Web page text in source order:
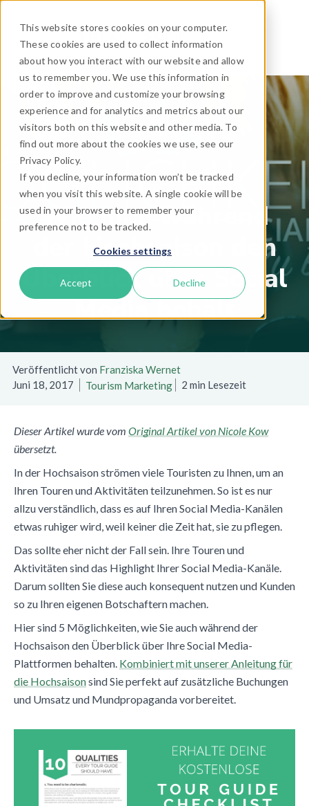
This website stores cookies on your computer.
These cookies are used to collect information
about how you interact with our website and allow
us to remember you. We use this information in
order to improve and customize your browsing
experience and for analytics and metrics about our
visitors both on this website and other media. To
find out more about the cookies we use, see our
Privacy Policy.
If you decline, your information won’t be tracked
when you visit this website. A single cookie will be
used in your browser to remember your
preference not to be tracked.
Cookies settings
Accept Decline
Wie man während
der Hochsaison den
Überblick über Social
Media behält
Veröffentlicht von Franziska Wernet
Juni 18, 2017
Tourism Marketing 2 min Lesezeit
Dieser Artikel wurde vom Original Artikel von Nicole Kow
übersetzt.
In der Hochsaison strömen viele Touristen zu Ihnen, um an
Ihren Touren und Aktivitäten teilzunehmen. So ist es nur
allzu verständlich, dass es auf Ihren Social Media-Kanälen
etwas ruhiger wird, weil keiner die Zeit hat, sie zu pflegen.
Das sollte eher nicht der Fall sein. Ihre Touren und
Aktivitäten sind das Highlight Ihrer Social Media-Kanäle.
Darum sollten Sie diese auch konsequent nutzen und Kunden
so zu Ihren eigenen Botschaftern machen.
Hier sind 5 Möglichkeiten, wie Sie auch während der
Hochsaison den Überblick über Ihre Social Media-
Plattformen behalten. Kombiniert mit unserer Anleitung für
die Hochsaisonsind Sie perfekt auf zusätzliche Buchungen
und Umsatz und Mundpropaganda vorbereitet.